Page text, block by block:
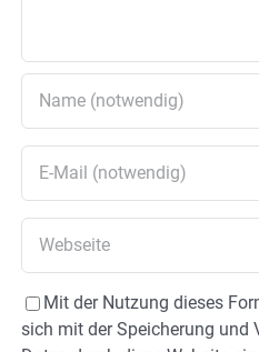
Mit der Nutzung dieses
sich mit der Speicherung und